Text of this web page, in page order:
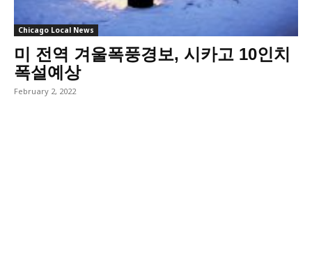
Chicago Local News
미 전역 겨울폭풍경보, 시카고 10인치
폭설예상
February 2, 2022